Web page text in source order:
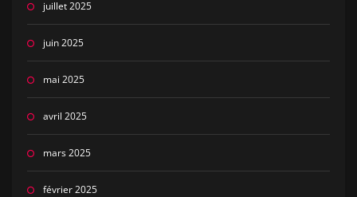
juillet 2025
juin 2025
mai 2025
avril 2025
mars 2025
février 2025